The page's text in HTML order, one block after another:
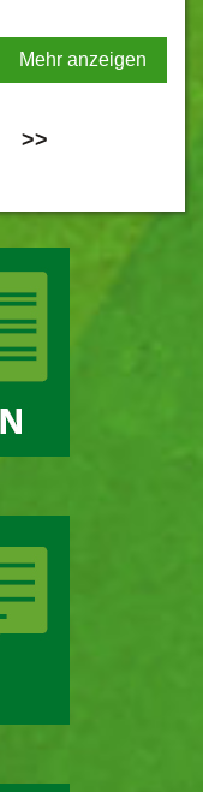
Mehr anzeigen
>>